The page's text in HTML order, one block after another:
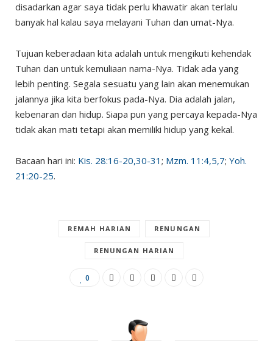
disadarkan agar saya tidak perlu khawatir akan terlalu
banyak hal kalau saya melayani Tuhan dan umat-Nya.
Tujuan keberadaan kita adalah untuk mengikuti kehendak
Tuhan dan untuk kemuliaan nama-Nya. Tidak ada yang
lebih penting. Segala sesuatu yang lain akan menemukan
jalannya jika kita berfokus pada-Nya. Dia adalah jalan,
kebenaran dan hidup. Siapa pun yang percaya kepada-Nya
tidak akan mati tetapi akan memiliki hidup yang kekal.
Bacaan hari ini: Kis. 28:16-20,30-31 ; Mzm. 11:4,5,7; Yoh.
21:20-25.
REMAH HARIAN RENUNGAN
RENUNGAN HARIAN
0